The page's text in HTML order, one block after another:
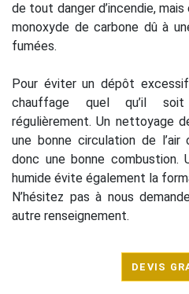
de tout danger d’incendie,
monoxyde de carbone dû à
fumées.
Pour éviter un dépôt
chauffage quel qu’il
régulièrement. Un nettoyage
une bonne circulation de
donc une bonne
humide évite également la
N’hésitez pas à nous
autre renseignement.
DEVIS